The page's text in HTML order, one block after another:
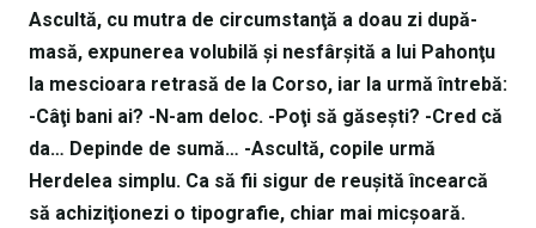
Ascultă, cu mutra de circumstanţă a doau zi după-
masă, expunerea volubilă şi nesfârşită a lui Pahonţu
la mescioara retrasă de la Corso, iar la urmă întrebă:
-Câţi bani ai? -N-am deloc. -Poţi să găseşti? -Cred că
da… Depinde de sumă… -Ascultă, copile urmă
Herdelea simplu. Ca să fii sigur de reuşită încearcă
să achiziţionezi o tipografie, chiar mai micşoară.